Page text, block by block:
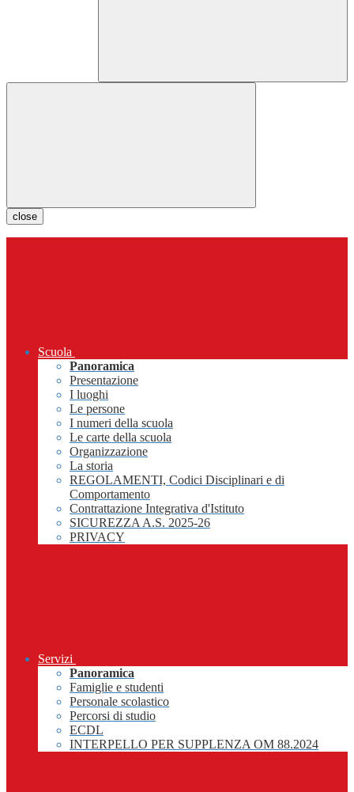
close
Scuola
Panoramica
Presentazione
I luoghi
Le persone
I numeri della scuola
Le carte della scuola
Organizzazione
La storia
REGOLAMENTI, Codici Disciplinari e di
Comportamento
Contrattazione Integrativa d'Istituto
SICUREZZA A.S. 2025-26
PRIVACY
Servizi
Panoramica
Famiglie e studenti
Personale scolastico
Percorsi di studio
ECDL
INTERPELLO PER SUPPLENZA OM 88.2024